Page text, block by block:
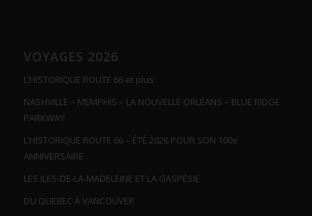
VOYAGES 2026
L’HISTORIQUE ROUTE 66 et plus
NASHVILLE – MEMPHIS – LA NOUVELLE ORLÉANS – BLUE RIDGE
PARKWAY
L’HISTORIQUE ROUTE 66 – ÉTÉ 2026 POUR SON 100e
ANNIVERSAIRE
LES ILES-DE-LA-MADELEINE ET LA GASPÉSIE
DU QUEBEC À VANCOUVER